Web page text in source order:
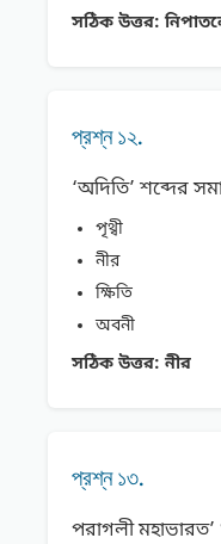
সঠিক উত্তর:
প্রশ্ন ১২.
‘অদিতি’ শব্দের
পৃথ্বী
নীর
ক্ষিতি
অবনী
সঠিক উত্তর: নীর
প্রশ্ন ১৩.
পরাগলী মহাভারত’